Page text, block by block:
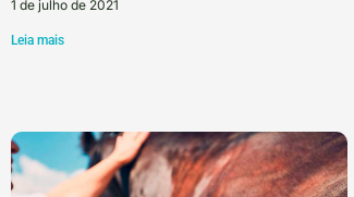
1 de julho de 2021
Leia mais